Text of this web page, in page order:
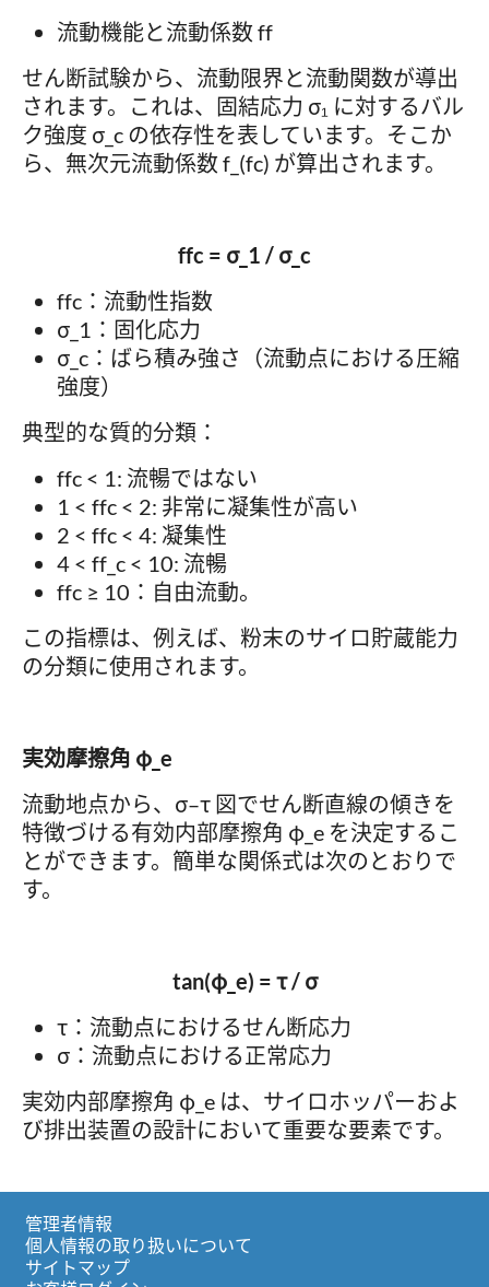
流動機能と流動係数 ff
せん断試験から、流動限界と流動関数が導出
されます。これは、固結応力 σ₁ に対するバル
ク強度 σ_c の依存性を表しています。そこか
ら、無次元流動係数 f_(fc) が算出されます。
ffc = σ_1 / σ_c
ffc：流動性指数
σ_1：固化応力
σ_c：ばら積み強さ（流動点における圧縮
強度）
典型的な質的分類：
ffc < 1: 流暢ではない
1 < ffc < 2: 非常に凝集性が高い
2 < ffc < 4: 凝集性
4 < ff_c < 10: 流暢
ffc ≥ 10：自由流動。
この指標は、例えば、粉末のサイロ貯蔵能力
の分類に使用されます。
実効摩擦角 φ_e
流動地点から、σ–τ 図でせん断直線の傾きを
特徴づける有効内部摩擦角 φ_e を決定するこ
とができます。簡単な関係式は次のとおりで
す。
tan(φ_e) = τ / σ
τ：流動点におけるせん断応力
σ：流動点における正常応力
実効内部摩擦角 φ_e は、サイロホッパーおよ
び排出装置の設計において重要な要素です。
管理者情報
個人情報の取り扱いについて
サイトマップ